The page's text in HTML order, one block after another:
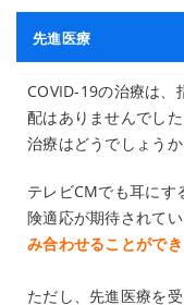
先進医療
COVID-19の治療は、
配はありませんでし
治療はどうでしょうか
テレビCMでも耳にす
険適応が期待されてい
み合わせることがで
ただし、先進医療を